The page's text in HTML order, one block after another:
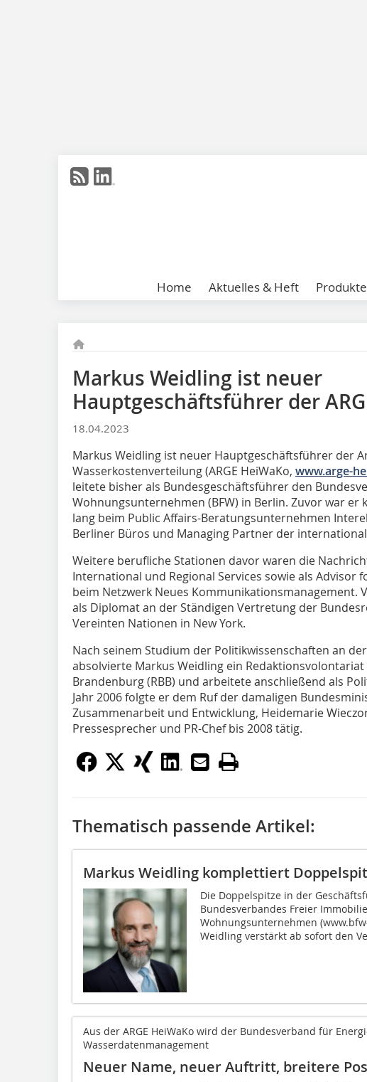
Home Aktuelles & Heft Produkte
Markus Weidling ist neuer
Hauptgeschäftsführer der
18.04.2023
Markus Weidling ist neuer Hauptgeschäftsführer der
Wasserkostenverteilung (ARGE HeiWaKo, www.arge-
leitete bisher als Bundesgeschäftsführer den
Wohnungsunternehmen (BFW) in Berlin. Zuvor war er
lang beim Public Affairs-Beratungsunternehmen
Berliner Büros und Managing Partner der
Weitere berufliche Stationen davor waren die
International und Regional Services sowie als Advisor
beim Netzwerk Neues Kommunikationsmanagement.
als Diplomat an der Ständigen Vertretung der
Vereinten Nationen in New York.
Nach seinem Studium der Politikwissenschaften an
absolvierte Markus Weidling ein
Brandenburg (RBB) und arbeitete anschließend als
Jahr 2006 folgte er dem Ruf der damaligen
Zusammenarbeit und Entwicklung, Heidemarie
Pressesprecher und PR-Chef bis 2008 tätig.
Thematisch passende Artikel:
Markus Weidling komplettiert
Die Doppelspitze in der
Bundesverbandes Freier
Wohnungsunternehmen
Weidling verstärkt ab sofort den
Aus der ARGE HeiWaKo wird der Bundesverband für
Wasserdatenmanagement
Neuer Name, neuer Auftritt, breitere